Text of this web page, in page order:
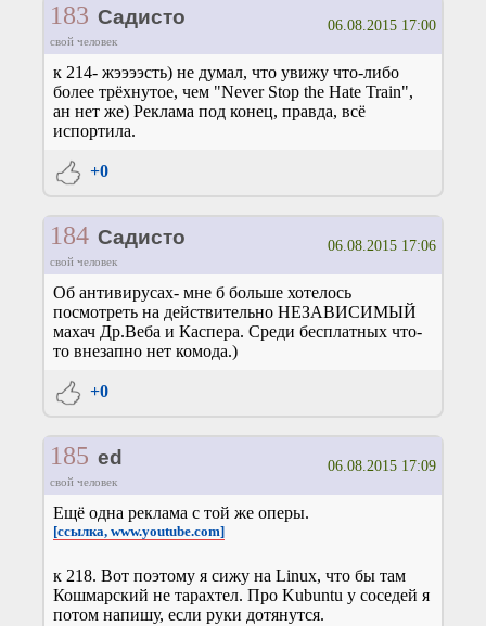
183 Садисто
свой человек
06.08.2015 17:00
к 214- жээээсть) не думал, что увижу что-либо
более трёхнутое, чем "Never Stop the Hate Train",
ан нет же) Реклама под конец, правда, всё
испортила.
+0
184 Садисто
свой человек
06.08.2015 17:06
Об антивирусах- мне б больше хотелось
посмотреть на действительно НЕЗАВИСИМЫЙ
махач Др.Веба и Каспера. Среди бесплатных что-
то внезапно нет комода.)
+0
185 ed
свой человек
06.08.2015 17:09
Ещё одна реклама с той же оперы.
[ссылка, www.youtube.com]
к 218. Вот поэтому я сижу на Linux, что бы там
Кошмарский не тарахтел. Про Kubuntu у соседей я
потом напишу, если руки дотянутся.